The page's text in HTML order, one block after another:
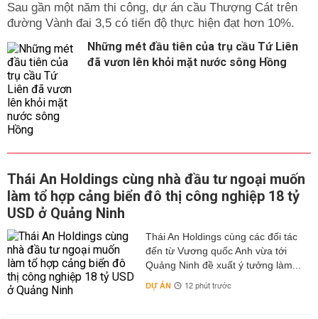
Sau gần một năm thi công, dự án cầu Thượng Cát trên
đường Vành đai 3,5 có tiến độ thực hiện đạt hơn 10%.
Những mét đầu tiên của trụ cầu Tứ Liên
đã vươn lên khỏi mặt nước sông Hồng
Thái An Holdings cùng nhà đầu tư ngoại muốn
làm tổ hợp cảng biển đô thị công nghiệp 18 tỷ
USD ở Quảng Ninh
Thái An Holdings cùng các đối tác
đến từ Vương quốc Anh vừa tới
Quảng Ninh đề xuất ý tưởng làm...
DỰ ÁN 12 phút trước